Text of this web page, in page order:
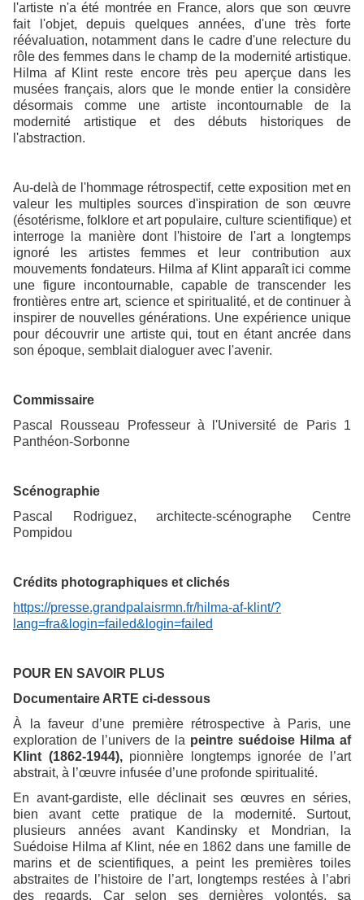
l'artiste n'a été montrée en France, alors que son œuvre
fait l'objet, depuis quelques années, d'une très forte
réévaluation, notamment dans le cadre d'une relecture du
rôle des femmes dans le champ de la modernité artistique.
Hilma af Klint reste encore très peu aperçue dans les
musées français, alors que le monde entier la considère
désormais comme une artiste incontournable de la
modernité artistique et des débuts historiques de
l'abstraction.
Au-delà de l'hommage rétrospectif, cette exposition met en
valeur les multiples sources d'inspiration de son œuvre
(ésotérisme, folklore et art populaire, culture scientifique) et
interroge la manière dont l'histoire de l'art a longtemps
ignoré les artistes femmes et leur contribution aux
mouvements fondateurs. Hilma af Klint apparaît ici comme
une figure incontournable, capable de transcender les
frontières entre art, science et spiritualité, et de continuer à
inspirer de nouvelles générations. Une expérience unique
pour découvrir une artiste qui, tout en étant ancrée dans
son époque, semblait dialoguer avec l'avenir.
Commissaire
Pascal Rousseau Professeur à l'Université de Paris 1
Panthéon-Sorbonne
Scénographie
Pascal Rodriguez, architecte-scénographe Centre
Pompidou
Crédits photographiques et clichés
https://presse.grandpalaisrmn.fr/hilma-af-klint/?
lang=fra&login=failed&login=failed
POUR EN SAVOIR PLUS
Documentaire ARTE ci-dessous
À la faveur d’une première rétrospective à Paris, une
exploration de l’univers de la peintre suédoise Hilma af
Klint (1862-1944),pionnière longtemps ignorée de l’art
abstrait, à l’œuvre infusée d’une profonde spiritualité.
En avant-gardiste, elle déclinait ses œuvres en séries,
bien avant cette pratique de la modernité. Surtout,
plusieurs années avant Kandinsky et Mondrian, la
Suédoise Hilma af Klint, née en 1862 dans une famille de
marins et de scientifiques, a peint les premières toiles
abstraites de l’histoire de l’art, longtemps restées à l’abri
des regards. Car selon ses dernières volontés, sa